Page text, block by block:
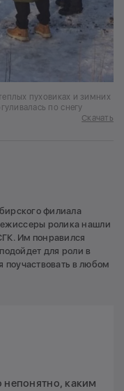
пуховиках и зимних
по снегу
Скачать
филиала
ролика нашли
Им понравился
для роли в
поучаствовать в любом
непонятно, каким